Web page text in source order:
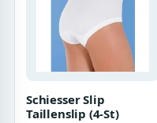
Schiesser Slip
Taillenslip (4-St)